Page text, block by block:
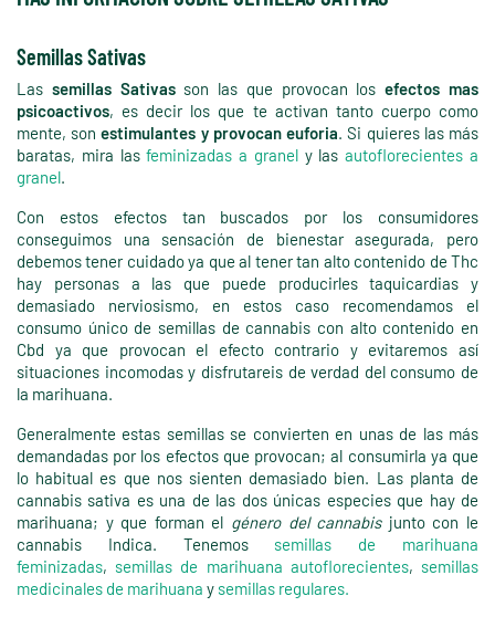
Semillas Sativas
Las semillas Sativasson las que provocan losefectos mas
psicoactivos, es decir los que te activan tanto cuerpo como
mente, sonestimulantes y provocan euforia. Si quieres las más
baratas, mira lasfeminizadas a granely lasautoflorecientes a
granel.
Con estos efectos tan buscados por los consumidores
conseguimos una sensación de bienestar asegurada, pero
debemos tener cuidado ya que al tener tan alto contenido de Thc
hay personas a las que puede producirles taquicardias y
demasiado nerviosismo, en estos caso recomendamos el
consumo único de semillas de cannabis con alto contenido en
Cbd ya que provocan el efecto contrario y evitaremos así
situaciones incomodas y disfrutareis de verdad del consumo de
la marihuana.
Generalmente estas semillas se convierten en unas de las más
demandadas por los efectos que provocan; al consumirla ya que
lo habitual es que nos sienten demasiado bien. Las planta de
cannabis sativa es una de las dos únicas especies que hay de
marihuana; y que forman el género del cannabisjunto con le
cannabis Indica. Tenemos semillas de marihuana
feminizadas, semillas de marihuana autoflorecientes, semillas
medicinales de marihuana y semillas regulares.